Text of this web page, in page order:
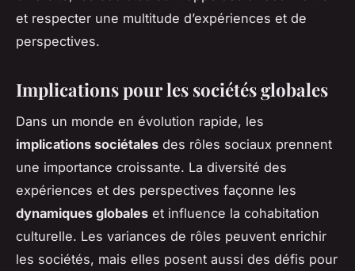
et respecter une multitude d’expériences et de
perspectives.
Implications pour les sociétés globales
Dans un monde en évolution rapide, les
implications sociétales des rôles sociaux prennent
une importance croissante. La diversité des
expériences et des perspectives façonne les
dynamiques globales et influence la cohabitation
culturelle. Les variances de rôles peuvent enrichir
les sociétés, mais elles posent aussi des défis pour